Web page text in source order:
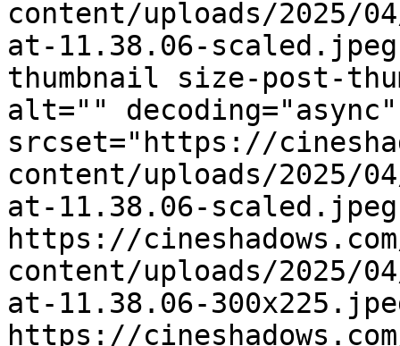
content/uploads/2025/
at-11.38.06-
thumbnail size-post-
alt="" decoding="async"
srcset="https://
content/uploads/2025/
at-11.38.06-scaled.jpeg
https://
content/uploads/2025/
at-11.38.06-
https://